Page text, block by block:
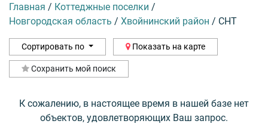
Главная / Коттеджные поселки /
Новгородская область / Хвойнинский район / СНТ
Сортировать по Показать на карте
Сохранить мой поиск
К сожалению, в настоящее время в нашей базе нет
объектов, удовлетворяющих Ваш запрос.